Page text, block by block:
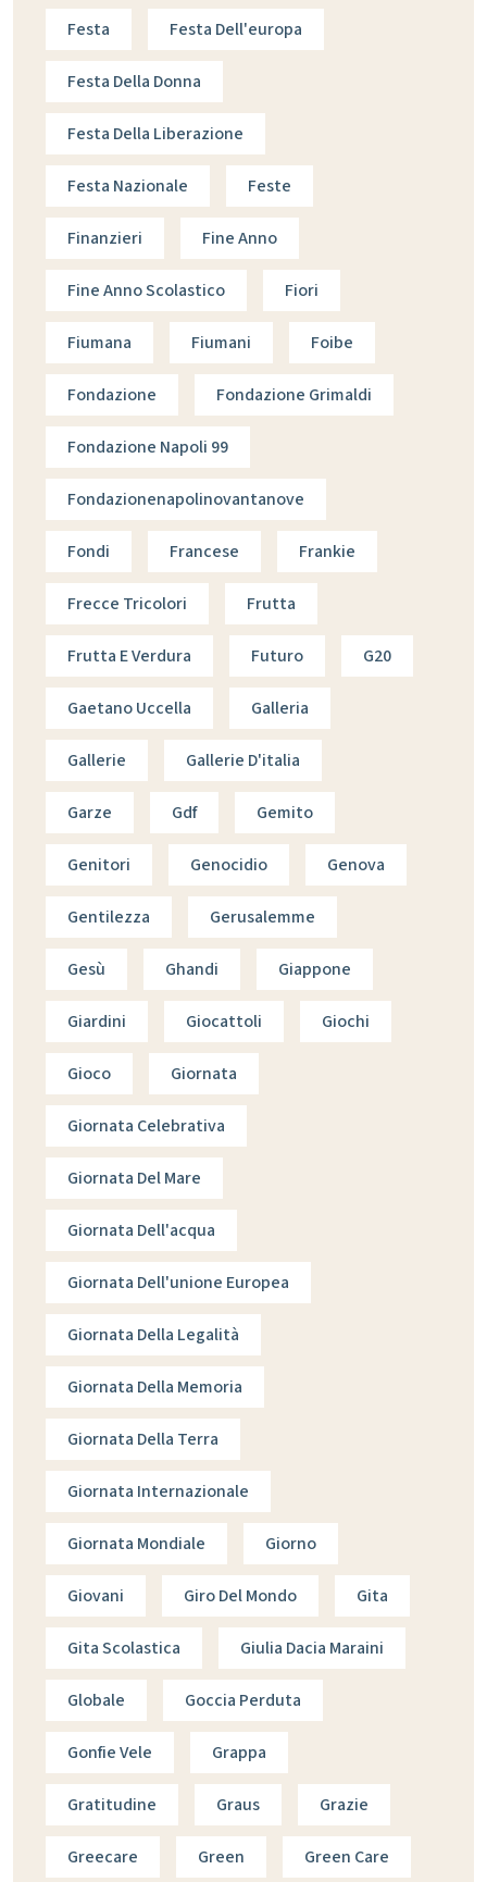
Festa Festa Dell'europa
Festa Della Donna
Festa Della Liberazione
Festa Nazionale Feste
Finanzieri Fine Anno
Fine Anno Scolastico Fiori
Fiumana Fiumani Foibe
Fondazione Fondazione Grimaldi
Fondazione Napoli 99
Fondazionenapolinovantanove
Fondi Francese Frankie
Frecce Tricolori Frutta
Frutta E Verdura Futuro G20
Gaetano Uccella Galleria
Gallerie Gallerie D'italia
Garze Gdf Gemito
Genitori Genocidio Genova
Gentilezza Gerusalemme
Gesù Ghandi Giappone
Giardini Giocattoli Giochi
Gioco Giornata
Giornata Celebrativa
Giornata Del Mare
Giornata Dell'acqua
Giornata Dell'unione Europea
Giornata Della Legalità
Giornata Della Memoria
Giornata Della Terra
Giornata Internazionale
Giornata Mondiale Giorno
Giovani Giro Del Mondo Gita
Gita Scolastica Giulia Dacia Maraini
Globale Goccia Perduta
Gonfie Vele Grappa
Gratitudine Graus Grazie
Greecare Green Green Care